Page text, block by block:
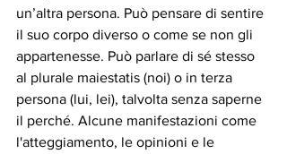
un’altra persona. Può pensare di sentire
il suo corpo diverso o come se non gli
appartenesse. Può parlare di sé stesso
al plurale maiestatis (noi) o in terza
persona (lui, lei), talvolta senza saperne
il perché. Alcune manifestazioni come
l'atteggiamento, le opinioni e le